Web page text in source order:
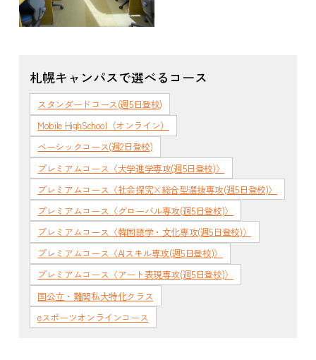
札幌キャンパスで選べるコース
スタンダードコース(週5日登校)
Mobile HighSchool（オンライン）
ベーシックコース(週2日登校)
プレミアムコース〈大学進学専攻(週5日登校)〉
プレミアムコース〈社会探究×総合型選抜専攻(週5日登校)〉
プレミアムコース〈グローバル専攻(週5日登校)〉
プレミアムコース〈韓国語学・文化専攻(週5日登校)〉
プレミアムコース〈AIスキル専攻(週5日登校)〉
プレミアムコース〈アート表現専攻(週5日登校)〉
国公立・難関私大特化クラス
eスポーツオンラインコース